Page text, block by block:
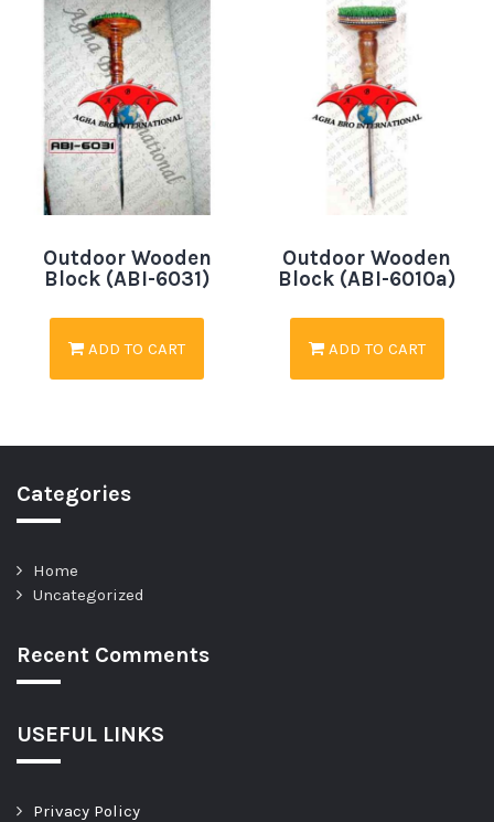
Outdoor Wooden
Block (ABI-6031)
ADD TO CART
Outdoor Wooden
Block (ABI-6010a)
ADD TO CART
Categories
Home
Uncategorized
Recent Comments
USEFUL LINKS
Privacy Policy